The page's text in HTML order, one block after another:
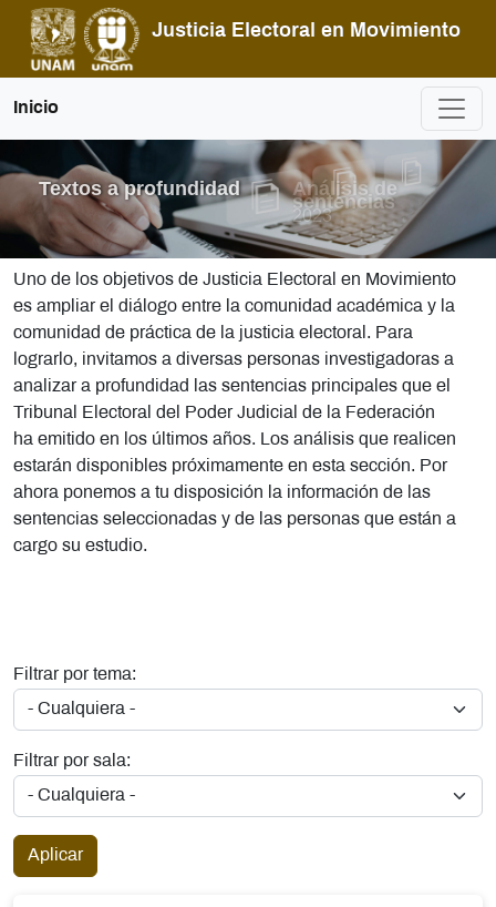
Justicia Electoral en Movimiento
Inicio
Análisis de
sentencias
2023
Textos a profundidad
Uno de los objetivos de Justicia Electoral en Movimiento
es ampliar el diálogo entre la comunidad académica y la
comunidad de práctica de la justicia electoral. Para
lograrlo, invitamos a diversas personas investigadoras a
analizar a profundidad las sentencias principales que el
Tribunal Electoral del Poder Judicial de la Federación
ha emitido en los últimos años. Los análisis que realicen
estarán disponibles próximamente en esta sección. Por
ahora ponemos a tu disposición la información de las
sentencias seleccionadas y de las personas que están a
cargo su estudio.
Filtrar por tema:
Filtrar por sala:
Aplicar